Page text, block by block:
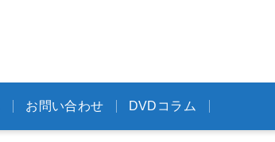
お問い合わせ DVDコラム